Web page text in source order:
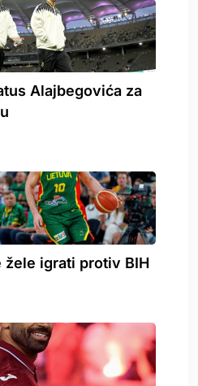
Alajbegovića za
žele igrati protiv BIH